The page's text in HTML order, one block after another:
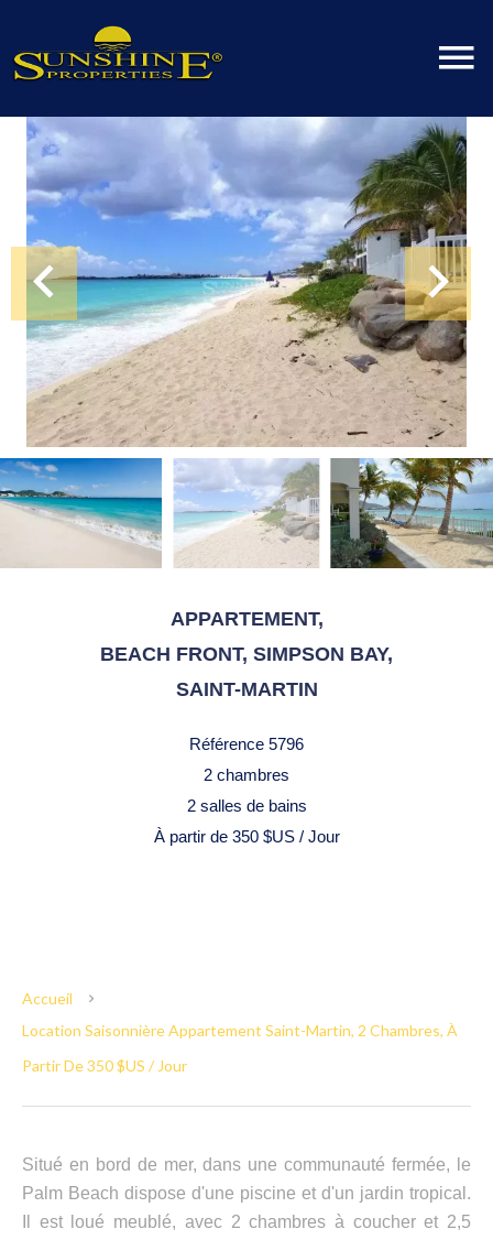
APPARTEMENT,
BEACH FRONT, SIMPSON BAY,
SAINT-MARTIN
Référence 5796
2 chambres
2 salles de bains
À partir de 350 $US / Jour
Accueil
Location Saisonnière Appartement Saint-Martin, 2 Chambres, À
Partir De 350 $US / Jour
Situé en bord de mer, dans une communauté fermée, le
Palm Beach dispose d'une piscine et d'un jardin tropical.
Il est loué meublé, avec 2 chambres à coucher et 2,5